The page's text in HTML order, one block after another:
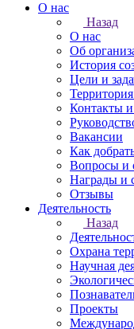
О нас
Назад
О нас
Об
История
Цели и
Контакты
Вакансии
Как
Вопросы и
Награды и
Отзывы
Деятельность
Назад
Охрана
Научная
Проекты